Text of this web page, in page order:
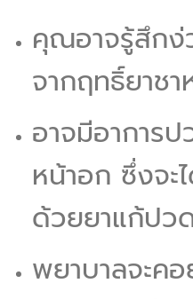
คุณอาจรู้สึก
จากฤทธิ์ยาช
อาจมีอาการ
หน้าอก ซึ่งจะ
ด้วยยาแก้ปว
พยาบาลจะค